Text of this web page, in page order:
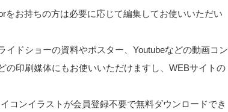
お持ちの方は必要に応じて編集してお使いいただい
ドショーの資料やポスター、Youtubeなどの動画コン
の印刷媒体にもお使いいただけますし、WEBサイトの
コンイラストが会員登録不要で無料ダウンロードでき